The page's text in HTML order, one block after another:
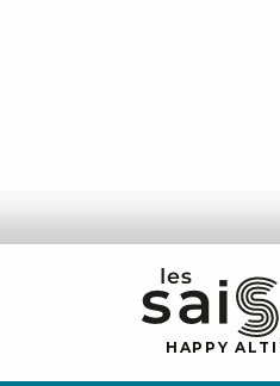
HAP PY ALTI